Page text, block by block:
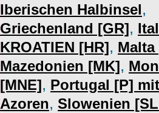
Iberischen Halbinsel,
Griechenland [GR],
KROATIEN [HR], Malta
Mazedonien [MK],
[MNE], Portugal [P]
Azoren, Slowenien